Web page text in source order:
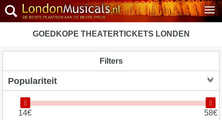
GOEDKOPE THEATERTICKETS LONDEN
Filters
14€ 58€